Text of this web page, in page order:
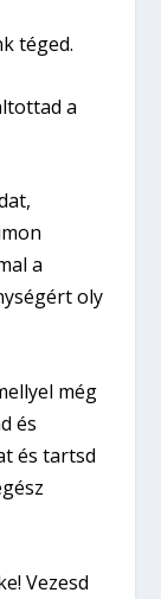
téged.
a
a
oly
még
és
és tartsd
Vezesd